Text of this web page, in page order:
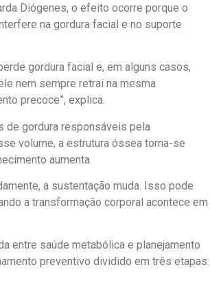
Diógenes, o efeito ocorre porque o
na gordura facial e no suporte
gordura facial e, em alguns casos,
nem sempre retrai na mesma
precoce”, explica.
de gordura responsáveis pela
volume, a estrutura óssea torna-se
aumenta.
a sustentação muda. Isso pode
a transformação corporal acontece em
entre saúde metabólica e planejamento
preventivo dividido em três etapas: